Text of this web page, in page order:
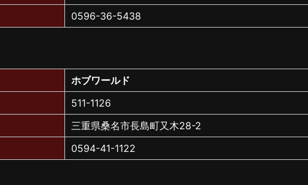
0596-36-5438
ホブワールド
511-1126
三重県桑名市長島町又木28-2
0594-41-1122